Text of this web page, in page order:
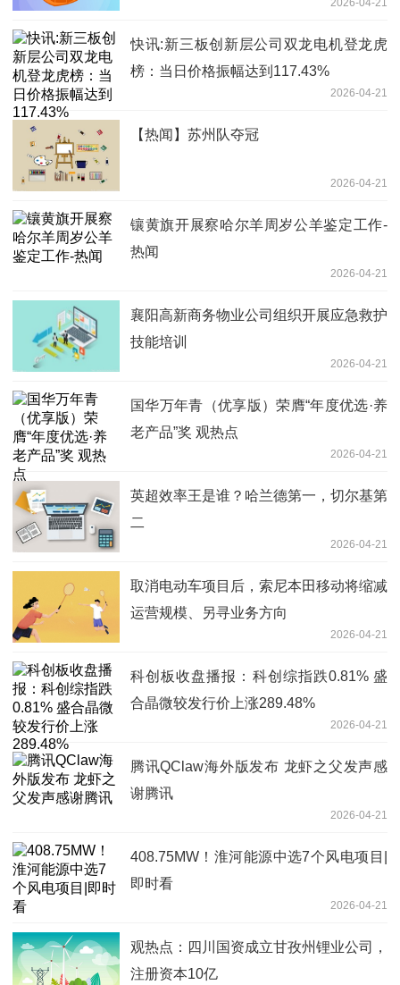
快讯:新三板创新层公司双龙电机登龙虎
榜：当日价格振幅达到117.43%
2026-04-21
【热闻】苏州队夺冠
2026-04-21
镶黄旗开展察哈尔羊周岁公羊鉴定工作-
热闻
2026-04-21
襄阳高新商务物业公司组织开展应急救护
技能培训
2026-04-21
国华万年青（优享版）荣膺“年度优选·养
老产品”奖 观热点
2026-04-21
英超效率王是谁？哈兰德第一，切尔基第
二
2026-04-21
取消电动车项目后，索尼本田移动将缩减
运营规模、另寻业务方向
2026-04-21
科创板收盘播报：科创综指跌0.81% 盛
合晶微较发行价上涨289.48%
2026-04-21
腾讯QClaw海外版发布 龙虾之父发声感
谢腾讯
2026-04-21
408.75MW！淮河能源中选7个风电项目|
即时看
2026-04-21
观热点：四川国资成立甘孜州锂业公司，
注册资本10亿